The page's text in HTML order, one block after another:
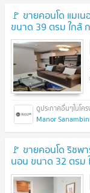
🚩 ขายคอนโด แมเ
ขนาด 39 ตรม ใกล้
Manor
🚩 ขายคอนโด ริชพ
นอน ขนาด 32 ตรม